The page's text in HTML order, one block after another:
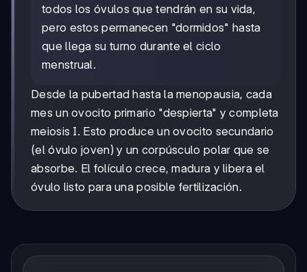
todos los óvulos que tendrán en su vida,
pero estos permanecen "dormidos" hasta
que llega su turno durante el ciclo
menstrual.
Desde la pubertad hasta la menopausia, cada
mes un ovocito primario "despierta" y completa
meiosis I. Esto produce un ovocito secundario
(el óvulo joven) y un corpúsculo polar que se
absorbe. El folículo crece, madura y libera el
óvulo listo para una posible fertilización.